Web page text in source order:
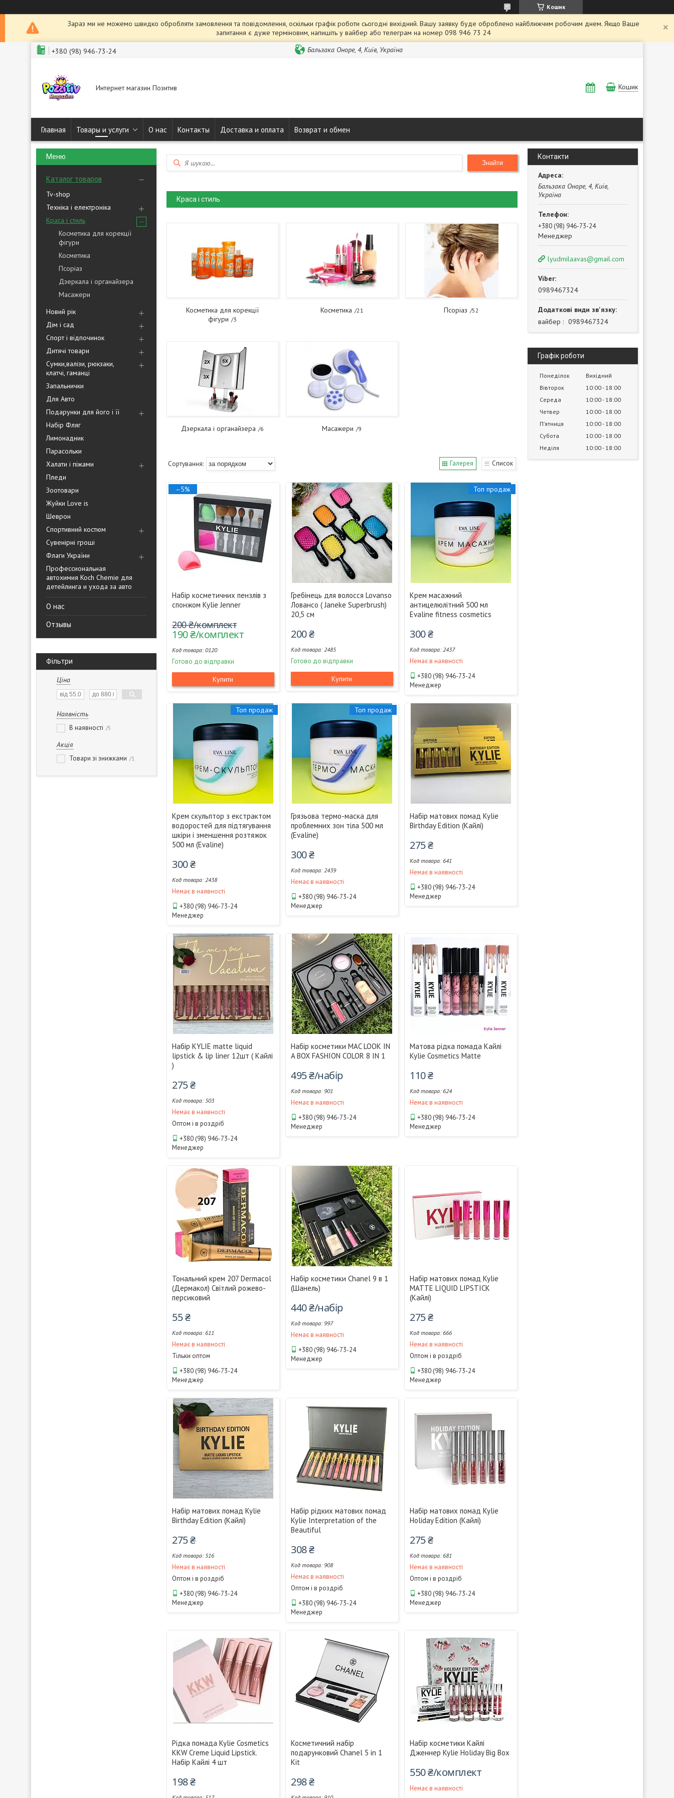
Кошик
Зараз ми не можемо швидко обробляти замовлення та повідомлення, оскільки графік роботи сьогодні вихідний. Вашу заявку буде оброблено найближчим робочим днем. Якщо Ваше
запитання є дуже терміновим, напишіть у вайбер або телеграм на номер 098 946 73 24
+380 (98) 946-73-24 Бальзака Оноре, 4, Київ, Україна
Интернет магазин Позитив Кошик
Главная Товары и услуги О нас Контакты Доставка и оплата Возврат и обмен
Каталог товаров
Tv-shop
Техніка і електроніка
Краса і стиль
Косметика для корекції
фігури
Косметика
Псоріаз
Дзеркала і органайзера
Масажери
Новий рік
Дім і сад
Спорт і відпочинок
Дитячі товари
Сумки,валізи, рюкзаки,
клатчі, гаманці
Запальнички
Для Авто
Подарунки для його і її
Набір Фляг
Лимонадник
Парасольки
Халати і піжами
Пледи
Зоотовари
Жуйки Love is
Шеврон
Спортивний костюм
Сувенірні гроші
Флаги України
Профессиональная
автохимия Koch Chemie для
детейлинга и ухода за авто
О нас
Отзывы
Фільтри
Ціна
Наявність
В наявності 5
Акція
Товари зі знижками 1
Знайти
Краса і стиль
Косметика для корекції
фігури
3
Косметика 21 Псоріаз 52
Дзеркала і органайзера 6 Масажери 9
Галерея Список
–5%
Набір косметичних пензлів з
спонжом Kylie Jenner
200 ₴/комплект
190 ₴/комплект
0120
Готово до відправки
Купити
Гребінець для волосся Lovanso
Ловансо ( Janeke Superbrush)
20,5 см
200 ₴
2485
Готово до відправки
Купити
Топ продаж
Крем масажний
антицелюлітний 500 мл
Evaline fitness cosmetics
300 ₴
2437
Немає в наявності
+380 (98) 946-73-24
Менеджер
Топ продаж
Крем скульптор з екстрактом
водоростей для підтягування
шкіри і зменшення розтяжок
500 мл (Evaline)
300 ₴
2438
Немає в наявності
+380 (98) 946-73-24
Менеджер
Топ продаж
Грязьова термо-маска для
проблемних зон тіла 500 мл
(Evaline)
300 ₴
2439
Немає в наявності
+380 (98) 946-73-24
Менеджер
Набір матових помад Kylie
Birthday Edition (Кайлі)
275 ₴
641
Немає в наявності
+380 (98) 946-73-24
Менеджер
Набір KYLIE matte liquid
lipstick & lip liner 12шт ( Кайлі
)
275 ₴
503
Немає в наявності
Оптом і в роздріб
+380 (98) 946-73-24
Менеджер
Набір косметики MAC LOOK IN
A BOX FASHION COLOR 8 IN 1
495 ₴/набір
901
Немає в наявності
+380 (98) 946-73-24
Менеджер
Матова рідка помада Кайлі
Kylie Cosmetics Matte
110 ₴
624
Немає в наявності
+380 (98) 946-73-24
Менеджер
Тональний крем 207 Dermacol
(Дермакол) Світлий рожево-
персиковий
55 ₴
611
Немає в наявності
Тільки оптом
+380 (98) 946-73-24
Менеджер
Набір косметики Chanel 9 в 1
(Шанель)
440 ₴/набір
997
Немає в наявності
+380 (98) 946-73-24
Менеджер
Набір матових помад Kylie
MATTE LIQUID LIPSTICK
(Кайлі)
275 ₴
666
Немає в наявності
Оптом і в роздріб
+380 (98) 946-73-24
Менеджер
Набір матових помад Kylie
Birthday Edition (Кайлі)
275 ₴
516
Немає в наявності
Оптом і в роздріб
+380 (98) 946-73-24
Менеджер
Набір рідких матових помад
Kylie Interpretation of the
Beautiful
308 ₴
908
Немає в наявності
Оптом і в роздріб
+380 (98) 946-73-24
Менеджер
Набір матових помад Kylie
Holiday Edition (Кайлі)
275 ₴
681
Немає в наявності
Оптом і в роздріб
+380 (98) 946-73-24
Менеджер
Рідка помада Kylie Cosmetics
KKW Creme Liquid Lipstick.
Набір Кайлі 4 шт
198 ₴
Косметичний набір
подарунковий Chanel 5 in 1
Kit
298 ₴
Набір косметики Кайлі
Дженнер Kylie Holiday Big Box
550 ₴/комплект
Немає в наявності
Контакти
Бальзака Оноре, 4, Київ,
Україна
+380 (98) 946-73-24
Менеджер
lyudmilaavas@gmail.com
0989467324
вайбер 0989467324
Графік роботи
Понеділок
Вихідний
Вівторок
10:00 18:00
Середа
10:00 18:00
Четвер
10:00 18:00
Пʼятниця
10:00 18:00
Субота
10:00 18:00
Неділя
10:00 18:00